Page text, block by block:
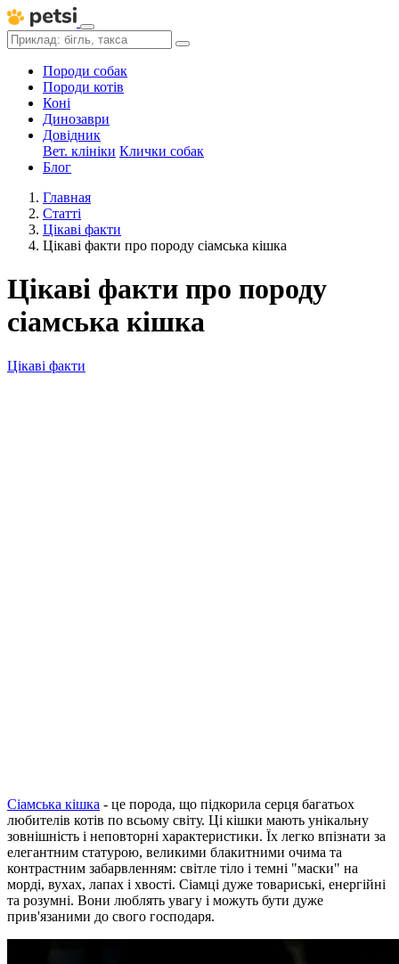
Породи собак
Породи котів
Коні
Динозаври
Довідник
Вет. клініки Клички собак
Блог
Главная
Статті
Цікаві факти
Цікаві факти про породу сіамська кішка
Цікаві факти про породу
сіамська кішка
Цікаві факти
Сіамська кішка - це порода, що підкорила серця багатьох
любителів котів по всьому світу. Ці кішки мають унікальну
зовнішність і неповторні характеристики. Їх легко впізнати за
елегантним статурою, великими блакитними очима та
контрастним забарвленням: світле тіло і темні "маски" на
морді, вухах, лапах і хвості. Сіамці дуже товариські, енергійні
та розумні. Вони люблять увагу і можуть бути дуже
прив'язаними до свого господаря.